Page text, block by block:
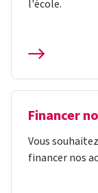
l'école.
Financer
Vous
financer nos